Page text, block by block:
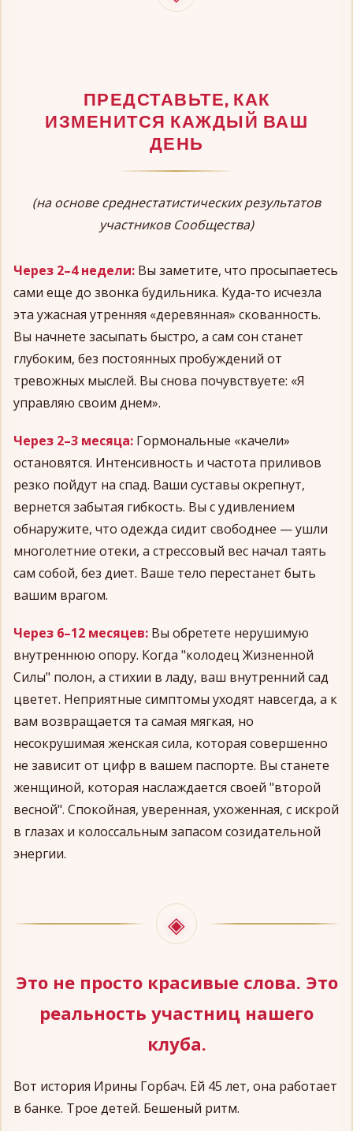
ПРЕДСТАВЬТЕ, КАК
ИЗМЕНИТСЯ КАЖДЫЙ ВАШ
ДЕНЬ
(на основе среднестатистических результатов
участников Сообщества)
Через 2–4 недели: Вы заметите, что просыпаетесь
сами еще до звонка будильника. Куда-то исчезла
эта ужасная утренняя «деревянная» скованность.
Вы начнете засыпать быстро, а сам сон станет
глубоким, без постоянных пробуждений от
тревожных мыслей. Вы снова почувствуете: «Я
управляю своим днем».
Через 2–3 месяца: Гормональные «качели»
остановятся. Интенсивность и частота приливов
резко пойдут на спад. Ваши суставы окрепнут,
вернется забытая гибкость. Вы с удивлением
обнаружите, что одежда сидит свободнее — ушли
многолетние отеки, а стрессовый вес начал таять
сам собой, без диет. Ваше тело перестанет быть
вашим врагом.
Через 6–12 месяцев: Вы обретете нерушимую
внутреннюю опору. Когда "колодец Жизненной
Силы" полон, а стихии в ладу, ваш внутренний сад
цветет. Неприятные симптомы уходят навсегда, а к
вам возвращается та самая мягкая, но
несокрушимая женская сила, которая совершенно
не зависит от цифр в вашем паспорте. Вы станете
женщиной, которая наслаждается своей "второй
весной". Спокойная, уверенная, ухоженная, с искрой
в глазах и колоссальным запасом созидательной
энергии.
Это не просто красивые слова. Это
реальность участниц нашего
клуба.
Вот история Ирины Горбач. Ей 45 лет, она работает
в банке. Трое детей. Бешеный ритм.